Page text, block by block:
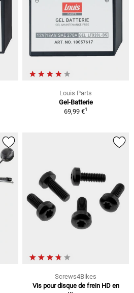
Louis Parts
Gel-Batterie
69,99 €1
Screws4Bikes
Vis pour disque de frein HD en